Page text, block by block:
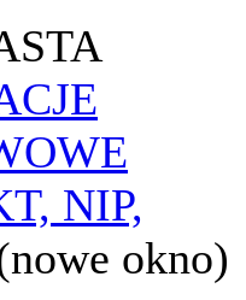
NIP,
okno)